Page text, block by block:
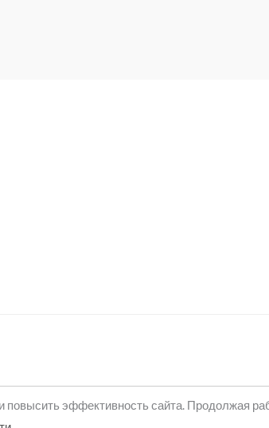
эффективность сайта. Продолжая